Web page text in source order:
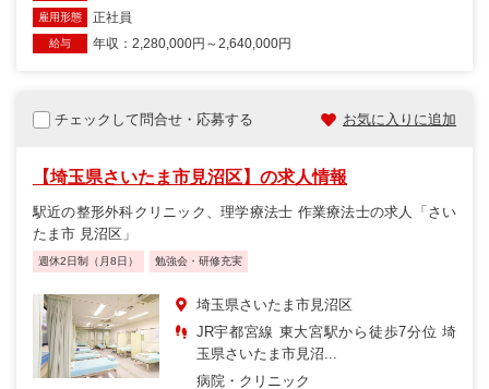
雇用形態 正社員
給与 年収：2,280,000円～2,640,000円
チェックして問合せ・応募する お気に入りに追加
【埼玉県さいたま市見沼区】の求人情報
駅近の整形外科クリニック、理学療法士 作業療法士の求人「さい
たま市 見沼区」
週休2日制（月8日） 勉強会・研修充実
埼玉県さいたま市見沼区
JR宇都宮線 東大宮駅から徒歩7分位 埼
玉県さいたま市見沼...
病院・クリニック